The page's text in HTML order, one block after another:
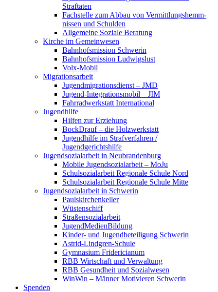
Straftaten
Fachstelle zum Abbau von Vermitt­lungs­hemm­
nissen und Schulden
Allge­meine Soziale Beratung
Kirche im Gemeinwesen
Bahnhofs­mission Schwerin
Bahnhofs­mission Ludwigslust
Volx-Mobil
Migra­ti­ons­arbeit
Jugendmigrationsdienst – JMD
Jugend-Integrationsmobil – JIM
Fahrrad­werk­statt International
Jugend­hilfe
Hilfen zur Erziehung
BockDrauf – die Holzwerkstatt
Jugend­hilfe im Straf­ver­fahren /
Jugendgerichtshilfe
Jugend­so­zi­al­arbeit in Neubrandenburg
Mobile Jugend­so­zi­al­arbeit – MoJu
Schul­so­zi­al­arbeit Regionale Schule Nord
Schul­so­zi­al­arbeit Regionale Schule Mitte
Jugend­so­zi­al­arbeit in Schwerin
Pauls­kir­chen­keller
Wüsten­schiff
Straßen­so­zi­al­arbeit
Jugend­Me­di­en­Bildung
Kinder- und Jugend­be­tei­ligung Schwerin
Astrid-Lindgren-Schule
Gymnasium Fridericianum
RBB Wirtschaft und Verwaltung
RBB Gesundheit und Sozialwesen
WinWin – Männer Motivieren Schwerin
Spenden